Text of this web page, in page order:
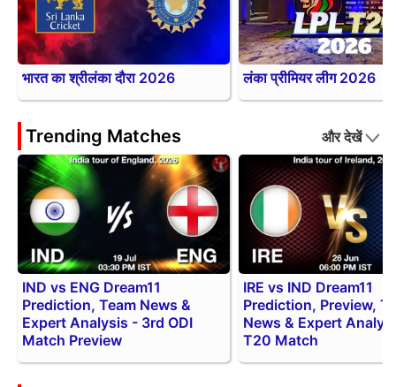
भारत का श्रीलंका दौरा 2026 लंका प्रीमियर लीग 2026
Trending Matches और देखें
IND vs ENG Dream11
Prediction, Team News &
Expert Analysis - 3rd ODI
Match Preview
IRE vs IND Dream11
Prediction, Preview,
News & Expert
T20 Match